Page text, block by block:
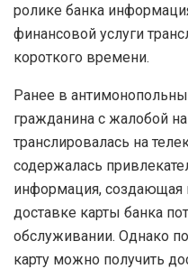
ролике банка
финансовой услуги
короткого времени.
Ранее в
гражданина с жалобой
транслировалась на
содержалась
информация, создающая
доставке карты банка
обслуживании. Однако
карту можно получить